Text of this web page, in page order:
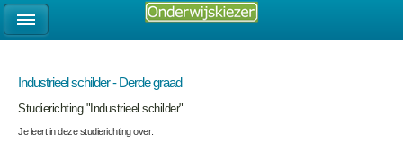
Industrieel schilder - Derde graad
Studierichting "Industrieel schilder"
Je leert in deze studierichting over: